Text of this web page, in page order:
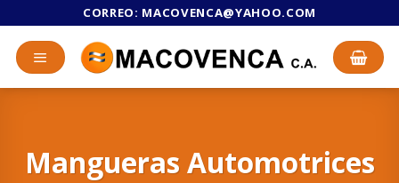
content
CORREO: MACOVENCA@YAHOO.COM
Mangueras Automotrices